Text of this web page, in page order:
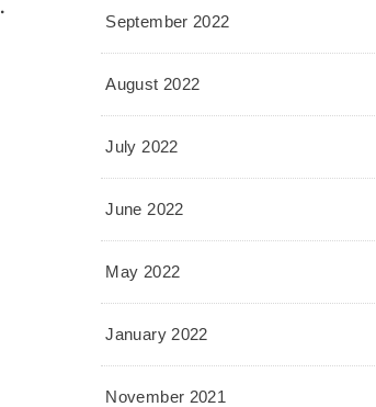
September 2022
August 2022
July 2022
June 2022
May 2022
January 2022
November 2021